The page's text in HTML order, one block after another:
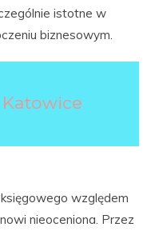
istotne w
biznesowym.
względem
nieoceniona. Przez